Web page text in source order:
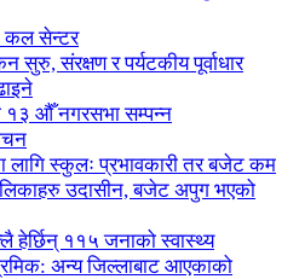
कल सेन्टर
संरक्षण र पर्यटकीय पूर्वाधार
१३ औँ नगरसभा सम्पन्न
लागि स्कुलः प्रभावकारी तर बजेट कम
उदासीन, बजेट अपुग भएको
हेर्छिन् ११५ जनाको स्वास्थ्य
अन्य जिल्लाबाट आएकाको